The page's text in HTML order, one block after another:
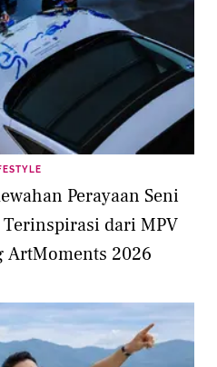
Perayaan Seni
dari MPV
ArtMoments 2026